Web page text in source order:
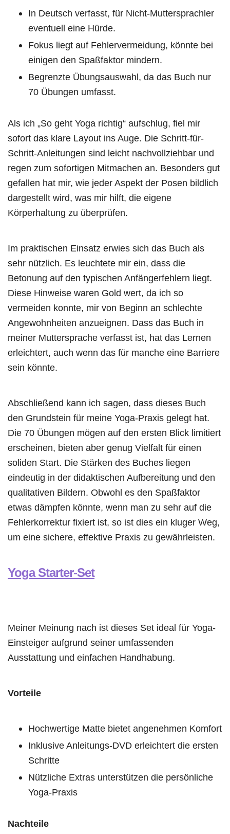
In Deutsch verfasst, für Nicht-Muttersprachler
eventuell eine Hürde.
Fokus liegt auf Fehlervermeidung, könnte bei
einigen den Spaßfaktor mindern.
Begrenzte Übungsauswahl, da das Buch nur
70 Übungen umfasst.
Als ich „So geht Yoga richtig“ aufschlug, fiel mir
sofort das klare Layout ins Auge. Die Schritt-für-
Schritt-Anleitungen sind leicht nachvollziehbar und
regen zum sofortigen Mitmachen an. Besonders gut
gefallen hat mir, wie jeder Aspekt der Posen bildlich
dargestellt wird, was mir hilft, die eigene
Körperhaltung zu überprüfen.
Im praktischen Einsatz erwies sich das Buch als
sehr nützlich. Es leuchtete mir ein, dass die
Betonung auf den typischen Anfängerfehlern liegt.
Diese Hinweise waren Gold wert, da ich so
vermeiden konnte, mir von Beginn an schlechte
Angewohnheiten anzueignen. Dass das Buch in
meiner Muttersprache verfasst ist, hat das Lernen
erleichtert, auch wenn das für manche eine Barriere
sein könnte.
Abschließend kann ich sagen, dass dieses Buch
den Grundstein für meine Yoga-Praxis gelegt hat.
Die 70 Übungen mögen auf den ersten Blick limitiert
erscheinen, bieten aber genug Vielfalt für einen
soliden Start. Die Stärken des Buches liegen
eindeutig in der didaktischen Aufbereitung und den
qualitativen Bildern. Obwohl es den Spaßfaktor
etwas dämpfen könnte, wenn man zu sehr auf die
Fehlerkorrektur fixiert ist, so ist dies ein kluger Weg,
um eine sichere, effektive Praxis zu gewährleisten.
Yoga Starter-Set
Meiner Meinung nach ist dieses Set ideal für Yoga-
Einsteiger aufgrund seiner umfassenden
Ausstattung und einfachen Handhabung.
Vorteile
Hochwertige Matte bietet angenehmen Komfort
Inklusive Anleitungs-DVD erleichtert die ersten
Schritte
Nützliche Extras unterstützen die persönliche
Yoga-Praxis
Nachteile